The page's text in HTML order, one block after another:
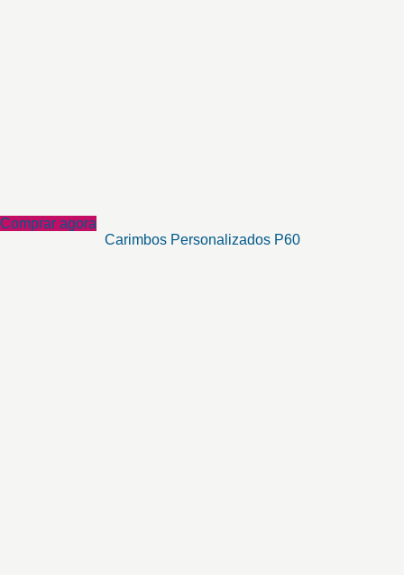
Comprar agora
Carimbos Personalizados P60